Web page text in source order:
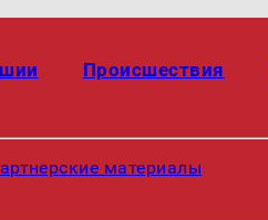
Происшествия
материалы